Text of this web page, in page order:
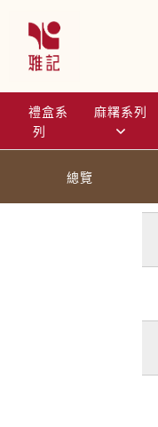
內
禮盒系
列
麻糬系列
總覽